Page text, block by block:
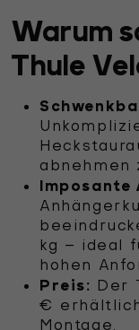
Warum
Thule
abnehmen
Imposante
kg – ideal
hohen
Preis: Der
€
Montage.